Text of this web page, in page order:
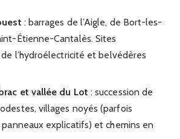
: barrages de l’Aigle, de Bort-les-
Étienne-Cantalès. Sites
l’hydroélectricité et belvédères
et vallée du Lot : succession de
villages noyés (parfois
panneaux explicatifs) et chemins en